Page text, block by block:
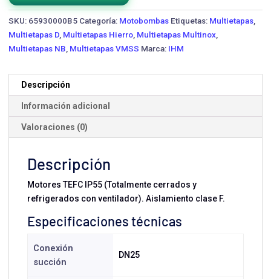
SKU: 65930000B5 Categoría: Motobombas Etiquetas: Multietapas
Multietapas D Multietapas Hierro Multietapas Multinox
Multietapas NB Multietapas VMSS Marca: IHM
Descripción
Información adicional
Valoraciones (0)
Descripción
Motores TEFC IP55 (Totalmente cerrados y
refrigerados con ventilador). Aislamiento clase F.
Especificaciones técnicas
Conexión
succión
DN25